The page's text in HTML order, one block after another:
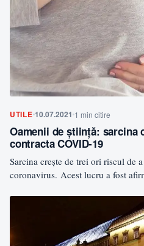
UTILE 10.07.2021 1 min citire
Oamenii de știință: sarcina
contracta COVID-19
Sarcina crește de trei ori riscul de
coronavirus. Acest lucru a fost